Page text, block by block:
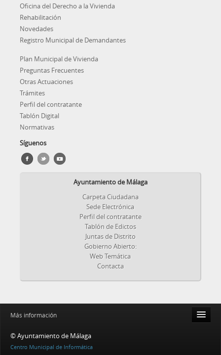
Oficina del Derecho a la Vivienda
Rehabilitación
Novedades
Registro Municipal de Demandantes
Plan Municipal de Vivienda
Preguntas Frecuentes
Otras Actuaciones
Trámites
Perfil del contratante
Tablón Digital
Normativas
Síguenos
Ayuntamiento de Málaga
Carpeta Ciudadana
Sede Electrónica
Perfil del contratante
Tablón de Edictos
Juntas de Distrito
Gobierno Abierto:
Web Temática
Contacta
Más información
Accsesibilidad
© Ayuntamiento de Málaga
Centro Municipal de Informática